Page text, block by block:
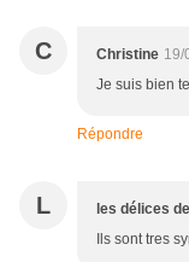
C Christine 19/
Je suis bien
Répondre
L les délices
Ils sont tres